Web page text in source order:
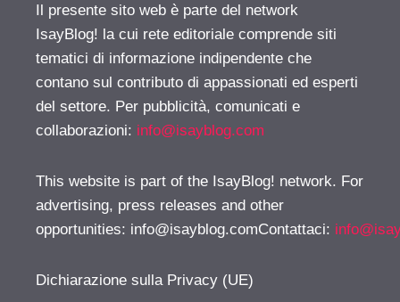
Il presente sito web è parte del network
IsayBlog! la cui rete editoriale comprende siti
tematici di informazione indipendente che
contano sul contributo di appassionati ed esperti
del settore. Per pubblicità, comunicati e
collaborazioni: info@isayblog.com
This website is part of the IsayBlog! network. For
advertising, press releases and other
opportunities: info@isayblog.comContattaci:
Dichiarazione sulla Privacy (UE)